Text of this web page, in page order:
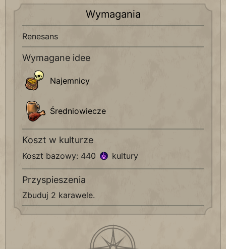
Wymagania
Renesans
Wymagane idee
Najemnicy
Średniowiecze
Koszt w kulturze
Koszt bazowy: 440 kultury
Przyspieszenia
Zbuduj 2 karawele.